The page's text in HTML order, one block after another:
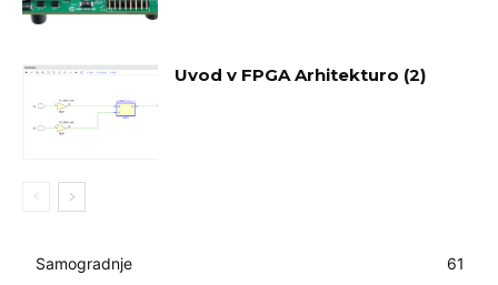
Uvod v FPGA Arhitekturo (2)
Samogradnje
61